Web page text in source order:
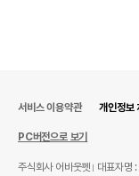
서비스 이용약관 개인정보
PC버전으로 보기
주식회사 어바웃펫 대표자명